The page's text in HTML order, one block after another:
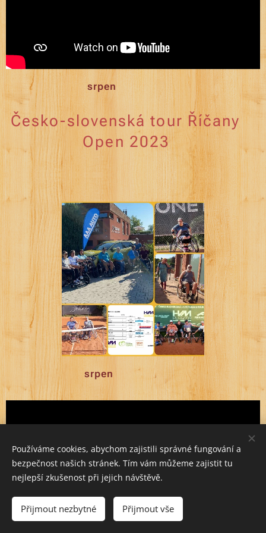
srpen
Česko-slovenská tour Říčany
Open 2023
srpen
Používáme cookies, abychom zajistili správné fungování a
bezpečnost našich stránek. Tím vám můžeme zajistit tu
nejlepší zkušenost při jejich návštěvě.
Přijmout nezbytné Přijmout vše